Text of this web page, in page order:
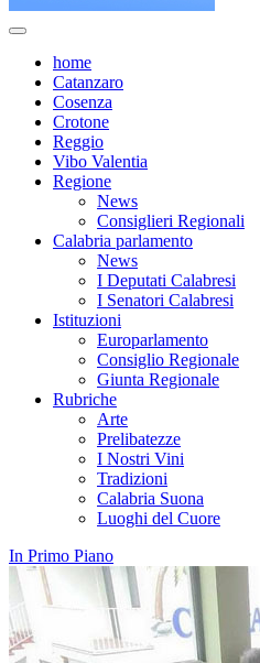
home
Catanzaro
Cosenza
Crotone
Reggio
Vibo Valentia
Regione
News
Consiglieri Regionali
Calabria parlamento
News
I Deputati Calabresi
I Senatori Calabresi
Istituzioni
Europarlamento
Consiglio Regionale
Giunta Regionale
Rubriche
Arte
Prelibatezze
I Nostri Vini
Tradizioni
Calabria Suona
Luoghi del Cuore
In Primo Piano